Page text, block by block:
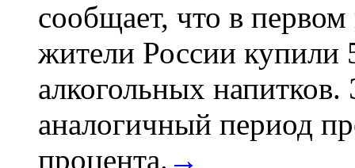
сообщает, что в
жители России купили
алкогольных
аналогичный период
процента. →